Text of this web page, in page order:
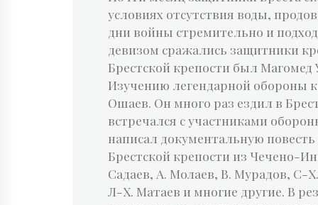
условиях отсутствия воды,
дни войны стремительно и
девизом сражались защитники
Брестской крепости был Магомед
Изучению легендарной обороны
Ошаев. Он много раз ездил в
встречался с участниками
написал документальную
Брестской крепости из Чечено-
Садаев, А. Молаев, В. Мурадов, С-
Л-Х. Матаев и многие другие. В